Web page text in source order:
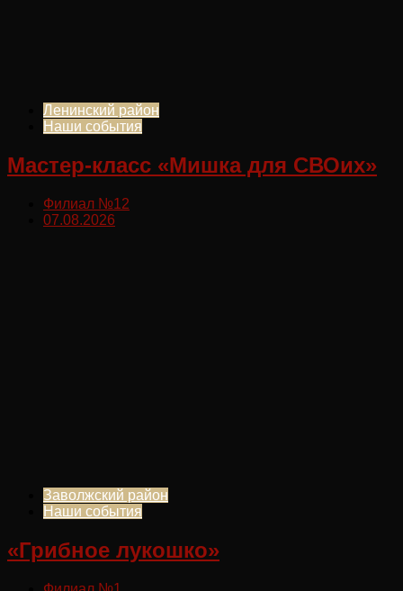
Ленинский район
Наши события
Мастер-класс «Мишка для СВОих»
Филиал №12
07.08.2026
Заволжский район
Наши события
«Грибное лукошко»